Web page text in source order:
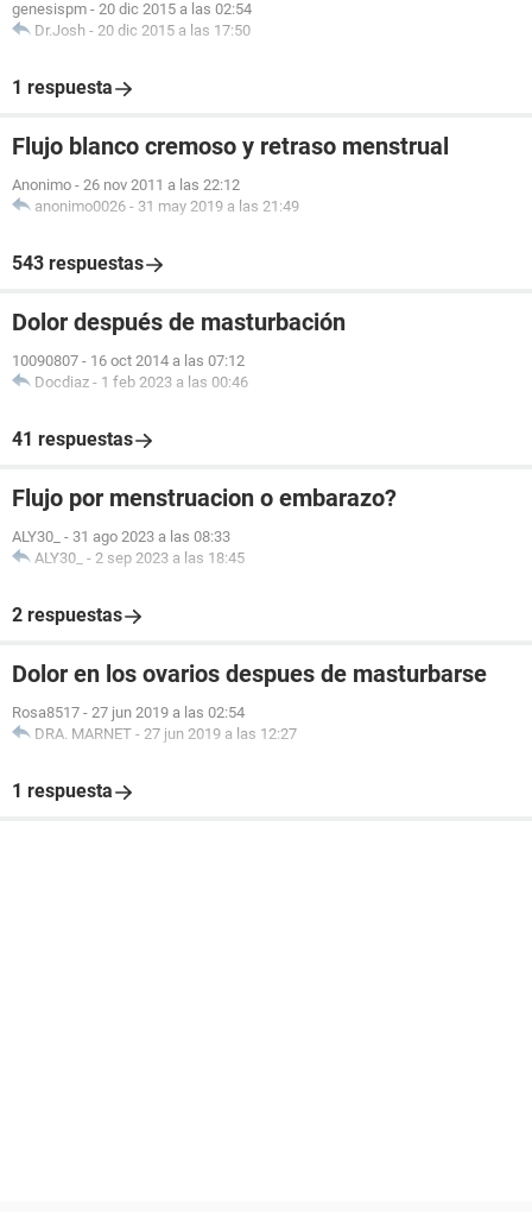
genesispm - 20 dic 2015 a las 02:54
Dr.Josh - 20 dic 2015 a las 17:50
1 respuesta
Flujo blanco cremoso y retraso menstrual
Anonimo - 26 nov 2011 a las 22:12
anonimo0026 - 31 may 2019 a las 21:49
543 respuestas
Dolor después de masturbación
10090807 - 16 oct 2014 a las 07:12
Docdiaz - 1 feb 2023 a las 00:46
41 respuestas
Flujo por menstruacion o embarazo?
ALY30_ - 31 ago 2023 a las 08:33
ALY30_ - 2 sep 2023 a las 18:45
2 respuestas
Dolor en los ovarios despues de masturbarse
Rosa8517 - 27 jun 2019 a las 02:54
DRA. MARNET - 27 jun 2019 a las 12:27
1 respuesta